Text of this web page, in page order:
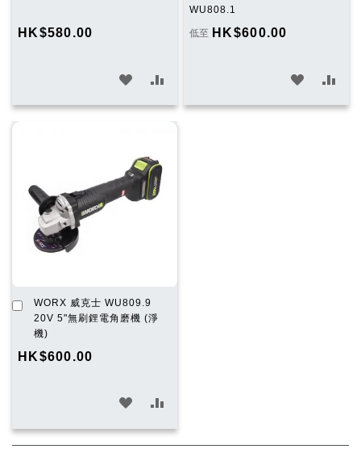
HK$580.00
入
望
清
入
WU808.1
低至 HK$600.00
入 入
WORX 威克士 WU809.9
20V 5"無刷鋰電角磨機 (淨
機)
HK$600.00
加
入
購
車
入 入